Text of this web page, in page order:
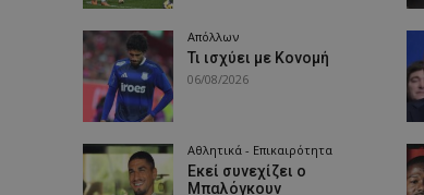
Απόλλων
Τι ισχύει με Κονομή
06/08/2026
Αθλητικά - Επικαιρότητα
Εκεί συνεχίζει ο
Μπαλόγκουν